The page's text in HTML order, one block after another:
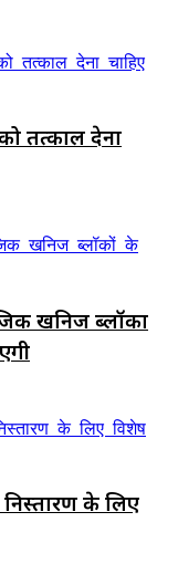
को तत्काल देना
खनिज ब्लॉकों
के लिए